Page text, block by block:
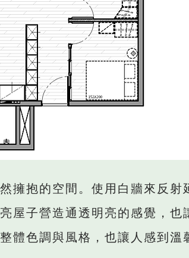
擁抱的空間。使用白牆來反射
屋子營造通透明亮的感覺，也
體色調與風格，也讓人感到溫